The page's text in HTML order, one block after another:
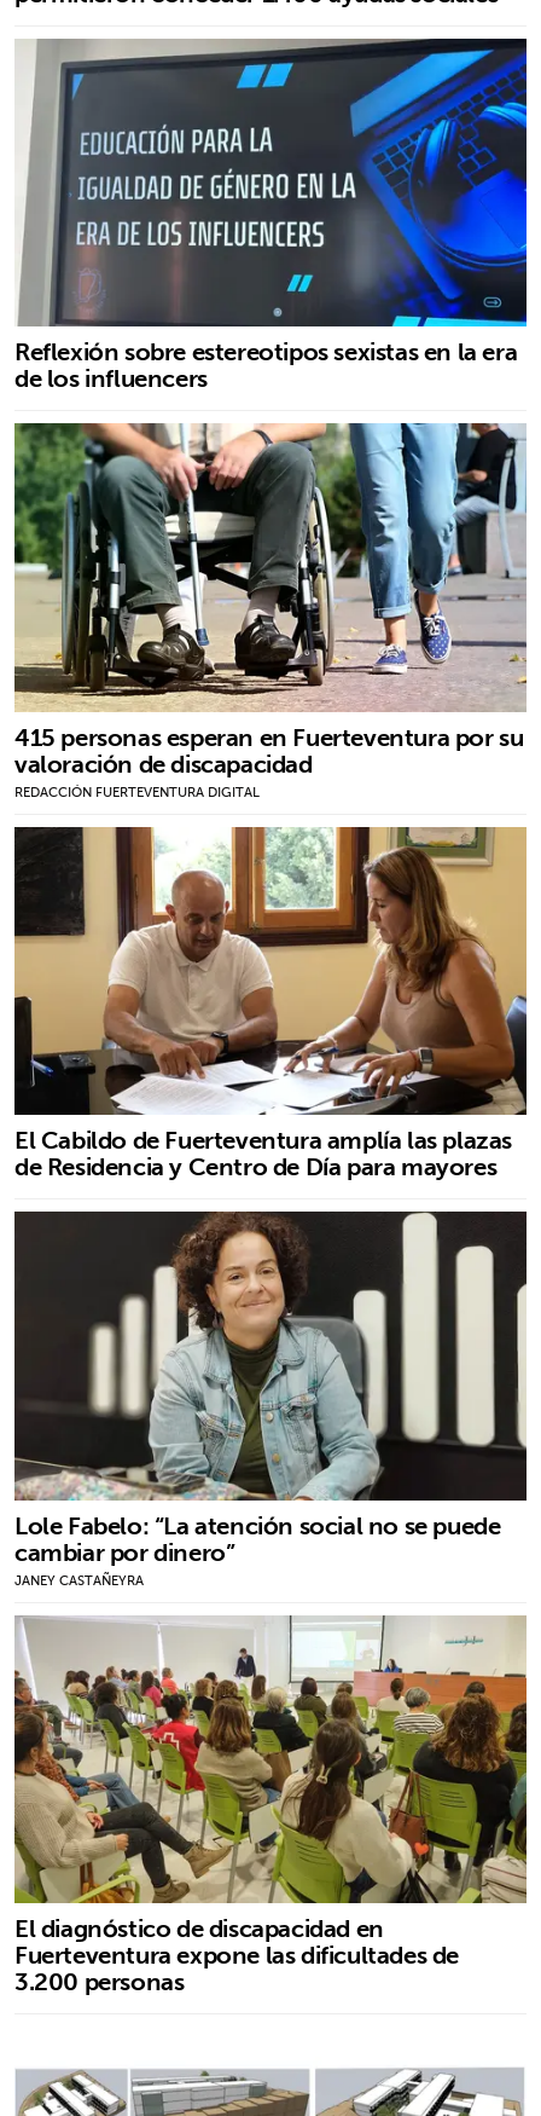
Reflexión sobre estereotipos sexistas en la era
de los influencers
415 personas esperan en Fuerteventura por su
valoración de discapacidad
REDACCIÓN FUERTEVENTURA DIGITAL
El Cabildo de Fuerteventura amplía las plazas
de Residencia y Centro de Día para mayores
Lole Fabelo: “La atención social no se puede
cambiar por dinero”
JANEY CASTAÑEYRA
El diagnóstico de discapacidad en
Fuerteventura expone las dificultades de
3.200 personas